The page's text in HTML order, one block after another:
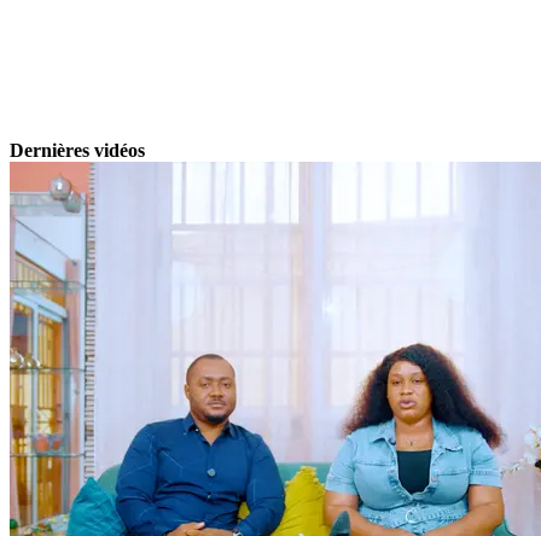
Dernières vidéos